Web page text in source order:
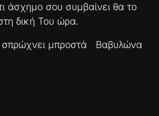
άσχημο σου συμβαίνει θα το
δική Του ώρα.
μπροστά
Βαβυλώνα